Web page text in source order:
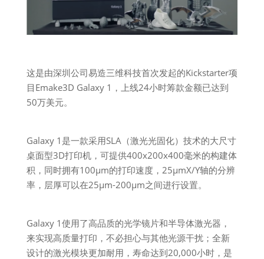
这是由深圳公司易造三维科技首次发起的Kickstarter项
目Emake3D Galaxy 1，上线24小时筹款金额已达到
50万美元。
Galaxy 1是一款采用SLA（激光光固化）技术的大尺寸
桌面型3D打印机，可提供400x200x400毫米的构建体
积，同时拥有100μm的打印速度，25μmX/Y轴的分辨
率，层厚可以在25μm-200μm之间进行设置。
Galaxy 1使用了高品质的光学镜片和半导体激光器，
来实现高质量打印，不必担心与其他光源干扰；全新
设计的激光模块更加耐用，寿命达到20,000小时，是